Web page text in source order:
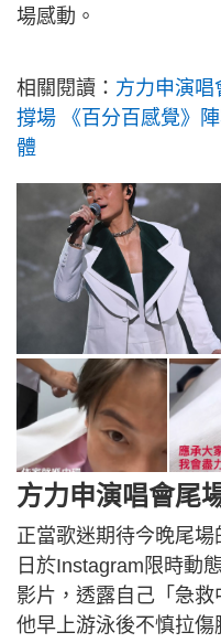
場感動。
相關閱讀： 方力申演唱
撐場 《百分百感覺》
體
方力申演唱會尾
正當歌迷期待今晚尾
日於Instagram限時動
影片，透露自己「急救
他早上游泳後不慎拉